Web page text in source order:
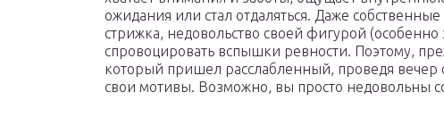
ожидания или стал отдаляться. Даже
стрижка, недовольство своей фигурой (особенно
спровоцировать вспышки ревности. Поэтому,
который пришел расслабленный, проведя вечер
свои мотивы. Возможно, вы просто недовольны